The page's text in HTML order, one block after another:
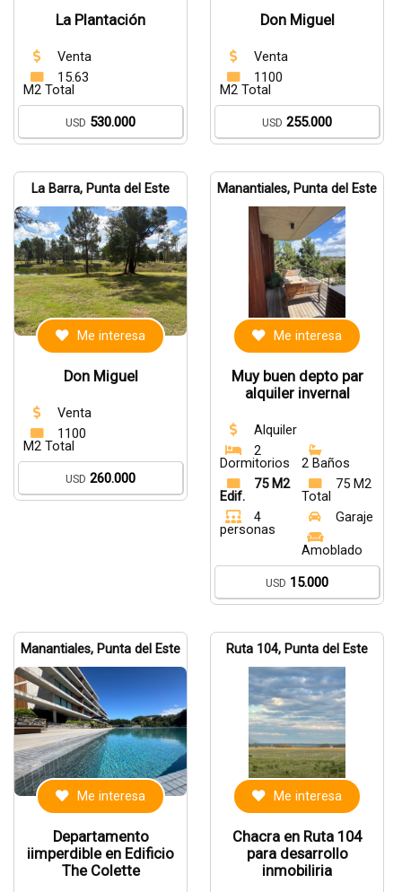
La Plantación
Venta
15.63
M2 Total
USD 530.000
Don Miguel
Venta
1100
M2 Total
USD 255.000
La Barra, Punta del Este
Me interesa
Don Miguel
Venta
1100
M2 Total
USD 260.000
Manantiales, Punta del Este
Me interesa
Muy buen depto par
alquiler invernal
Alquiler
2
Dormitorios
2 Baños
75 M2
Edif.
75 M2
Total
4
personas
Garaje
Amoblado
USD 15.000
Manantiales, Punta del Este
Me interesa
Departamento
iimperdible en Edificio
The Colette
Ruta 104, Punta del Este
Me interesa
Chacra en Ruta 104
para desarrollo
inmobiliria